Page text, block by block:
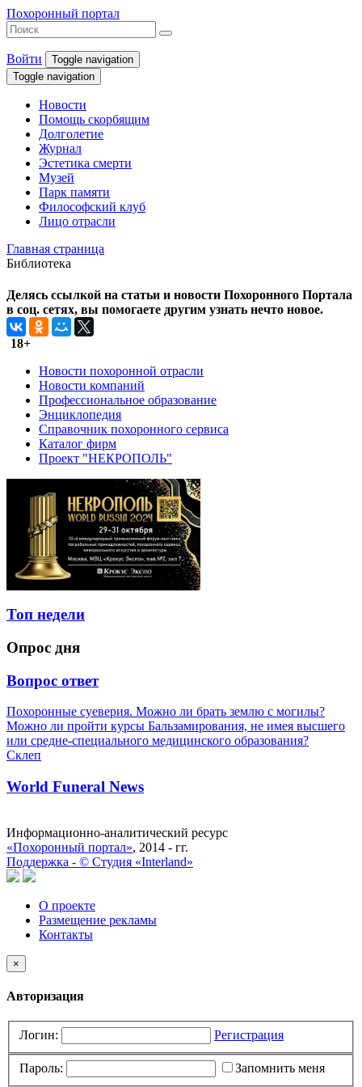
Похоронный портал
Войти
Toggle navigation
Toggle navigation
Новости
Помощь скорбящим
Долголетие
Журнал
Эстетика смерти
Музей
Парк памяти
Философский клуб
Лицо отрасли
Главная страница
Библиотека
Делясь ссылкой на статьи и новости Похоронного Портала
в соц. сетях, вы помогаете другим узнать нечто новое.
18+
Новости похоронной отрасли
Новости компаний
Профессиональное образование
Энциклопедия
Справочник похоронного сервиса
Каталог фирм
Проект "НЕКРОПОЛЬ"
Топ недели
Опрос дня
Вопрос ответ
Похоронные суеверия. Можно ли брать землю с могилы?
Можно ли пройти курсы Бальзамирования, не имея высшего
или средне-специального медицинского образования?
Склеп
World Funeral News
Информационно-аналитический ресурс
«Похоронный портал», 2014 - гг.
Поддержка - © Cтудия «Interland»
О проекте
Размещение рекламы
Контакты
×
Авторизация
Логин: Регистрация
Пароль: Запомнить меня